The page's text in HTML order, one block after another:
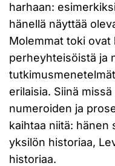
harhaan:
hänellä näyttää
Molemmat toki
perheyhteisöistä ja
erilaisia. Siinä
numeroiden ja
kaihtaa niitä: hänen
yksilön historiaa,
historiaa.